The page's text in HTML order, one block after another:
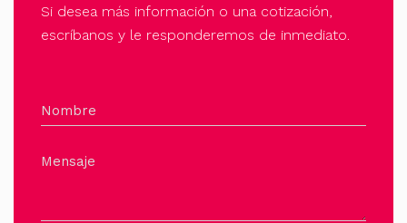
Si desea más información o una cotización,
escríbanos y le responderemos de inmediato.
Nombre
Mensaje